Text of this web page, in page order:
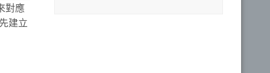
對應
建立